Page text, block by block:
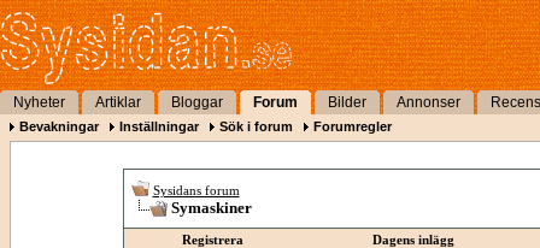
Nyheter Artiklar Bloggar Forum Bilder Annonser
Bevakningar Inställningar Sök i forum Forumregler
Sysidans forum
Symaskiner
Registrera Dagens inlägg